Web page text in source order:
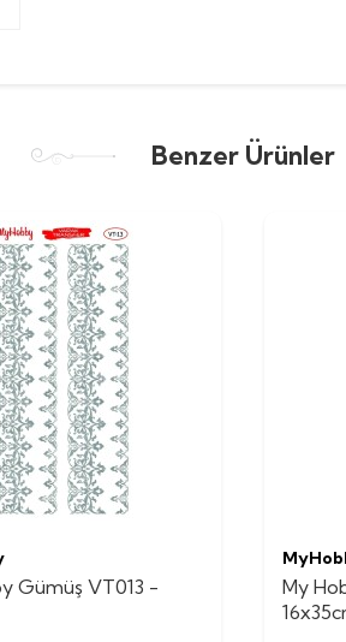
Benzer Ürünler
Gümüş VT013 -
My